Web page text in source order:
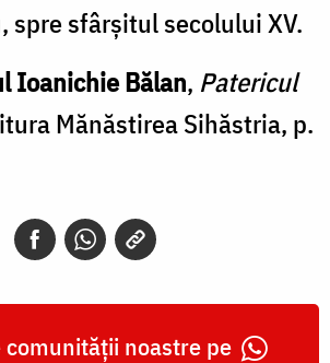
spre sfârşitul secolului XV.
Ioanichie Bălan, Patericul
Mănăstirea Sihăstria, p.
noastre pe